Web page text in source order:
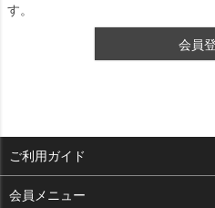
す。
会員
ご利用ガイド
よくある質問
会員メニュー